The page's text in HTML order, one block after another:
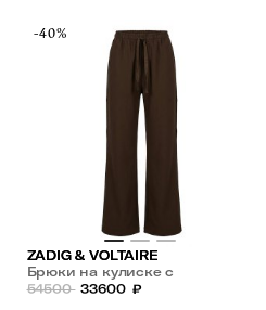
-40%
ZADIG & VOLTAIRE
Брюки на кулиске с
лампасами
54500 33600 ₽